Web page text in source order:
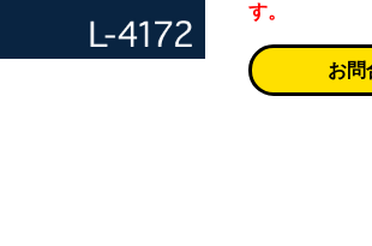
す。
お問